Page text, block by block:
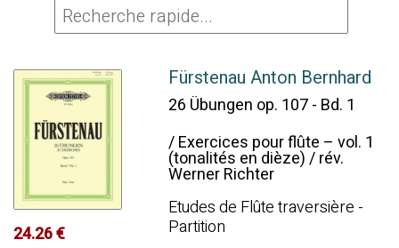
24.26 €
Fürstenau Anton Bernhard
26 Übungen op. 107 - Bd. 1
/ Exercices pour flûte – vol. 1
(tonalités en dièze) / rév.
Werner Richter
Etudes de Flûte traversière -
Partition